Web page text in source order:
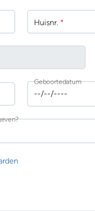
Huisnr. *
Geboortedatum